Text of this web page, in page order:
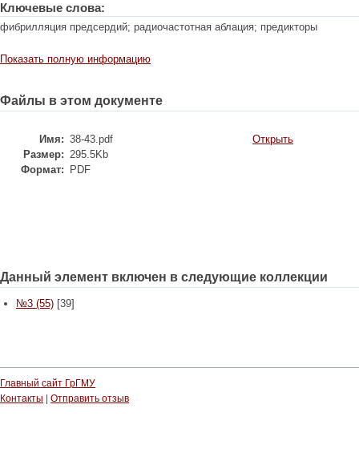
Ключевые слова:
фибрилляция предсердий; радиочастотная аблация; предикторы
Показать полную информацию
Файлы в этом документе
Имя: 38-43.pdf
Размер: 295.5Kb
Формат:
PDF
Открыть
Данный элемент включен в следующие коллекции
№3 (55) [39]
Главный сайт ГрГМУ
Контакты
Отправить отзыв